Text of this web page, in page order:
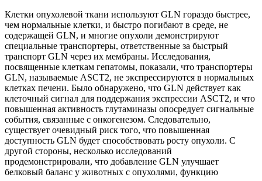
Клетки опухолевой ткани используют GLN гораздо быстрее,
чем нормальные клетки, и быстро погибают в среде, не
содержащей GLN, и многие опухоли демонстрируют
специальные транспортеры, ответственные за быстрый
транспорт GLN через их мембраны. Исследования,
посвященные клеткам гепатомы, показали, что транспортеры
GLN, называемые ASCT2, не экспрессируются в нормальных
клетках печени. Было обнаружено, что GLN действует как
клеточный сигнал для поддержания экспрессии ASCT2, и что
повышенная активность глутаминазы опосредует сигнальные
события, связанные с онкогенезом. Следовательно,
существует очевидный риск того, что повышенная
доступность GLN будет способствовать росту опухоли. С
другой стороны, несколько исследований
продемонстрировали, что добавление GLN улучшает
белковый баланс у животных с опухолями, функцию